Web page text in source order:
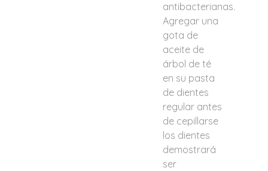
antibacterianas.
Agregar una
gota de
aceite de
árbol de té
en su pasta
de dientes
regular antes
de cepillarse
los dientes
demostrará
ser